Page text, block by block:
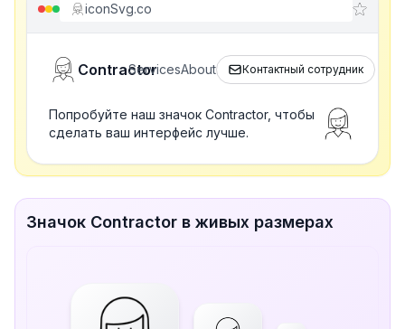
iconSvg.co
Contractor
ServicesAbout Контактный сотрудник
Попробуйте наш значок Contractor, чтобы
сделать ваш интерфейс лучше.
Значок Contractor в живых размерах